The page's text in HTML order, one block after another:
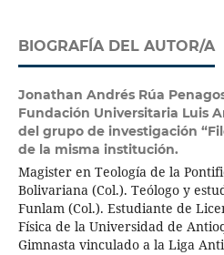
BIOGRAFÍA DEL AUTOR/A
Jonathan Andrés Rúa
Fundación Universitaria Luis
del grupo de investigación
de la misma institución.
Magister en Teología de la
Bolivariana (Col.). Teólogo y
Funlam (Col.). Estudiante de
Física de la Universidad de
Gimnasta vinculado a la Liga